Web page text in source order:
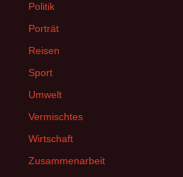
Politik
Porträt
Reisen
Sport
Umwelt
Vermischtes
Wirtschaft
Zusammenarbeit